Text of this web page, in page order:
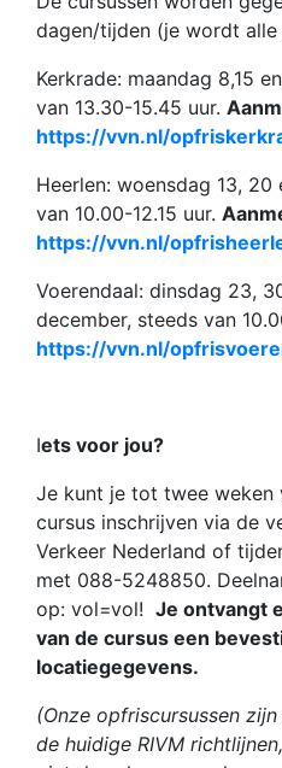
dagen/tijden (je wordt
Kerkrade: maandag 8,15
van 13.30-15.45 uur.
https://vvn.nl/
Heerlen: woensdag 13,
van 10.00-12.15 uur.
https://vvn.nl/
Voerendaal: dinsdag 23,
december, steeds van
https://vvn.nl/
Iets voor jou?
Je kunt je tot twee weken
cursus inschrijven via de
Verkeer Nederland of
met 088-5248850.
op: vol=vol! Je ontvangt
van de cursus een
locatiegegevens.
(Onze opfriscursussen
de huidige RIVM